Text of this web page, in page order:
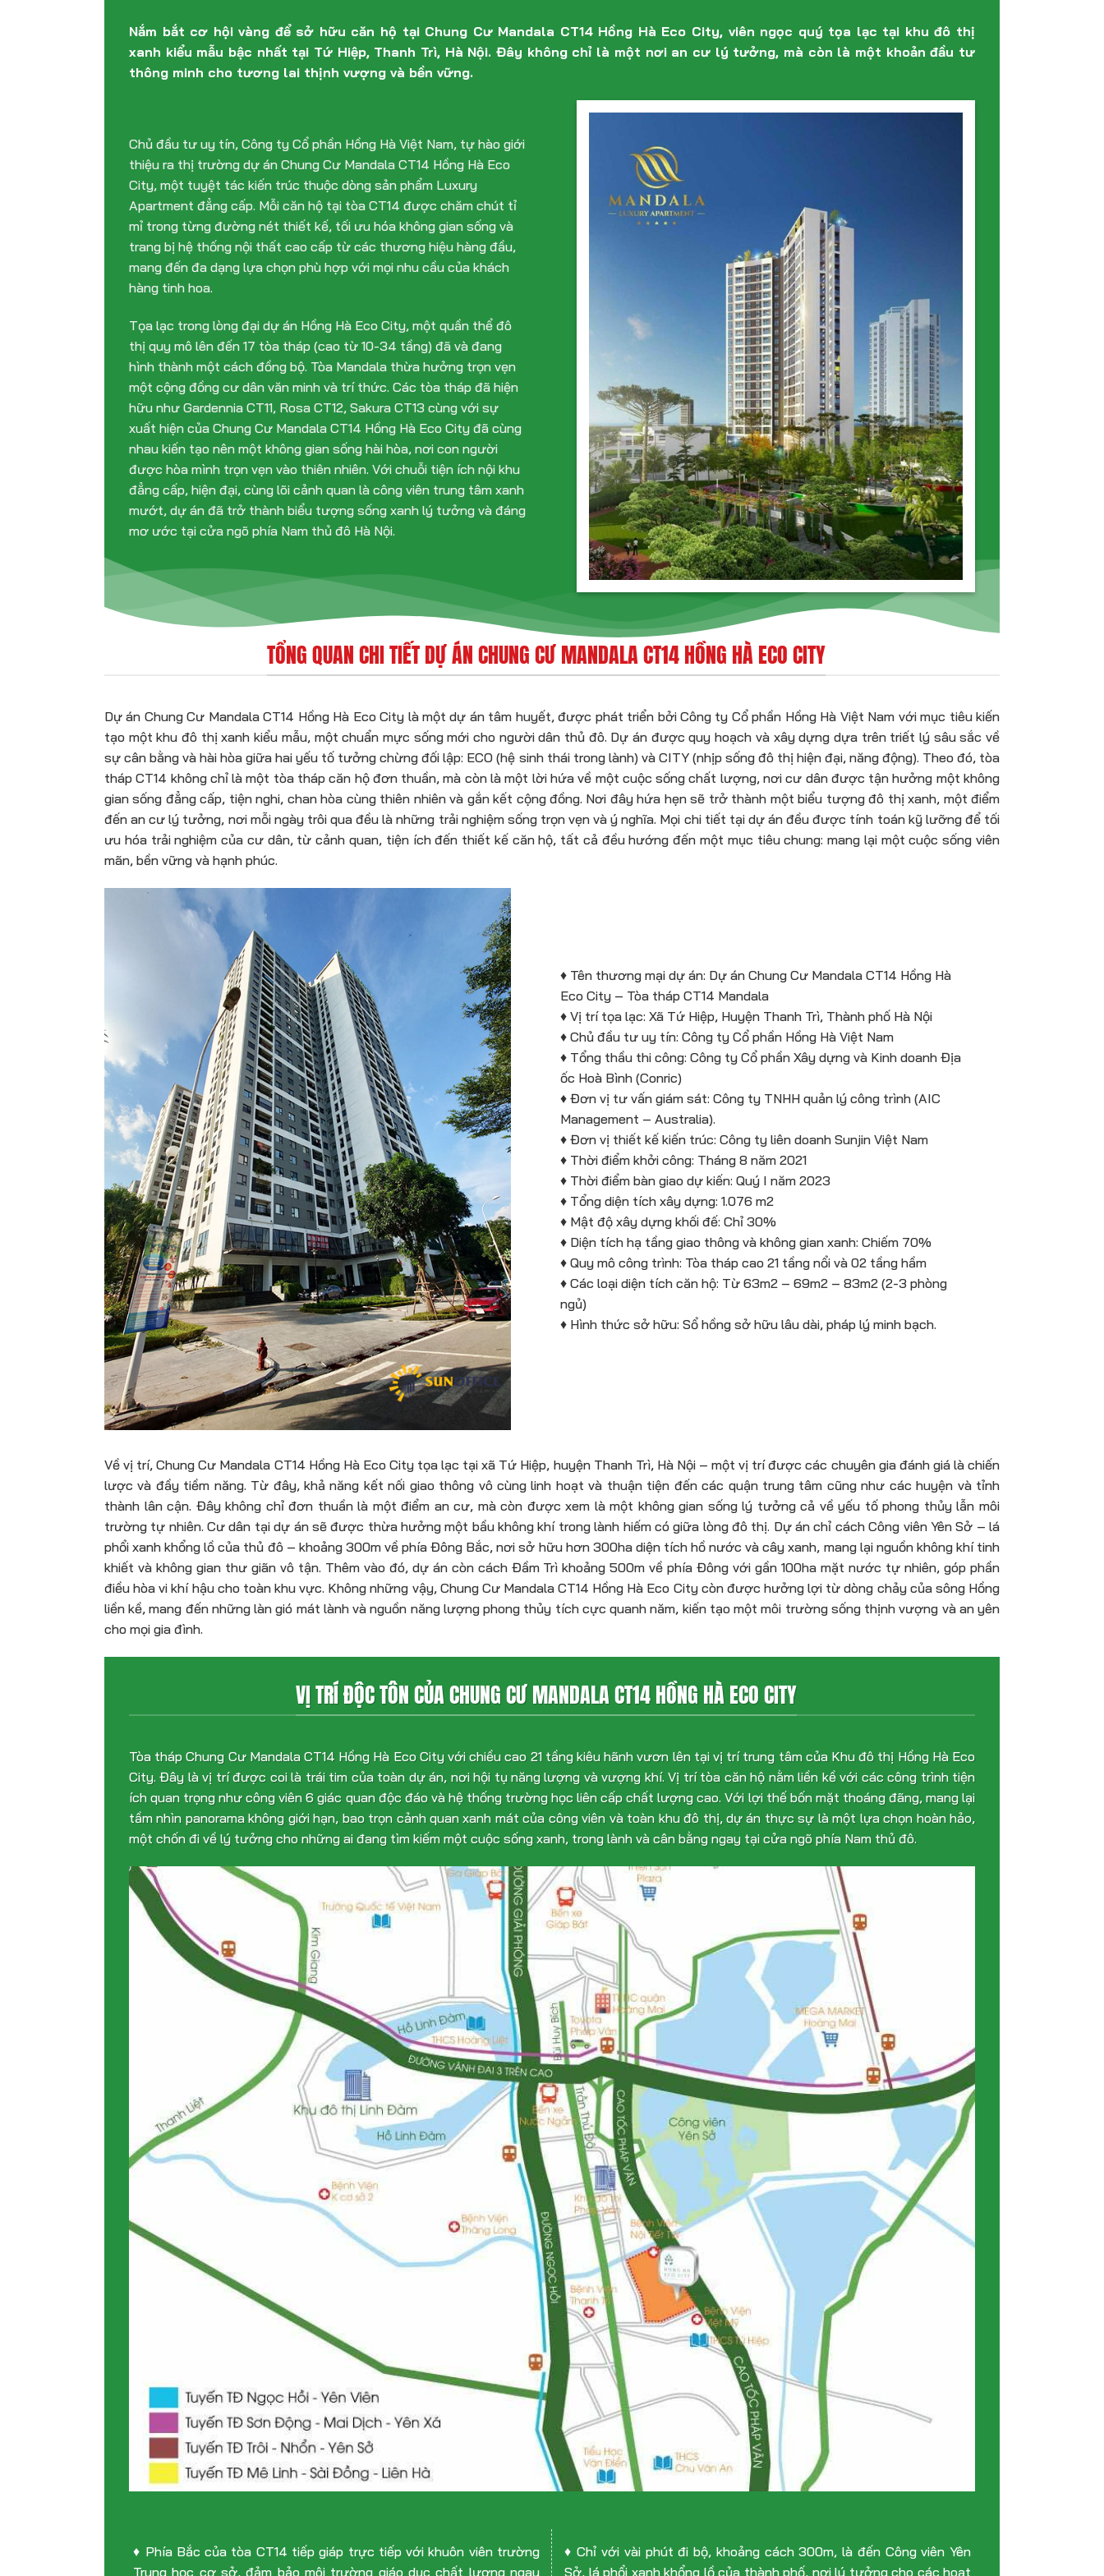
Nắm bắt cơ hội vàng để sở hữu căn hộ tại Chung Cư Mandala CT14 Hồng Hà Eco City, viên ngọc quý tọa lạc tại khu đô thị
xanh kiểu mẫu bậc nhất tại Tứ Hiệp, Thanh Trì, Hà Nội. Đây không chỉ là một nơi an cư lý tưởng, mà còn là một khoản đầu tư
thông minh cho tương lai thịnh vượng và bền vững.
Chủ đầu tư uy tín, Công ty Cổ phần Hồng Hà Việt Nam, tự hào giới
thiệu ra thị trường dự án Chung Cư Mandala CT14 Hồng Hà Eco
City, một tuyệt tác kiến trúc thuộc dòng sản phẩm Luxury
Apartment đẳng cấp. Mỗi căn hộ tại tòa CT14 được chăm chút tỉ
mỉ trong từng đường nét thiết kế, tối ưu hóa không gian sống và
trang bị hệ thống nội thất cao cấp từ các thương hiệu hàng đầu,
mang đến đa dạng lựa chọn phù hợp với mọi nhu cầu của khách
hàng tinh hoa.
Tọa lạc trong lòng đại dự án Hồng Hà Eco City, một quần thể đô
thị quy mô lên đến 17 tòa tháp (cao từ 10-34 tầng) đã và đang
hình thành một cách đồng bộ. Tòa Mandala thừa hưởng trọn vẹn
một cộng đồng cư dân văn minh và trí thức. Các tòa tháp đã hiện
hữu như Gardennia CT11, Rosa CT12, Sakura CT13 cùng với sự
xuất hiện của Chung Cư Mandala CT14 Hồng Hà Eco City đã cùng
nhau kiến tạo nên một không gian sống hài hòa, nơi con người
được hòa mình trọn vẹn vào thiên nhiên. Với chuỗi tiện ích nội khu
đẳng cấp, hiện đại, cùng lõi cảnh quan là công viên trung tâm xanh
mướt, dự án đã trở thành biểu tượng sống xanh lý tưởng và đáng
mơ ước tại cửa ngõ phía Nam thủ đô Hà Nội.
TỔNG QUAN CHI TIẾT DỰ ÁN CHUNG CƯ MANDALA CT14 HỒNG HÀ ECO CITY
Dự án Chung Cư Mandala CT14 Hồng Hà Eco City là một dự án tâm huyết, được phát triển bởi Công ty Cổ phần Hồng Hà Việt Nam với mục tiêu kiến
tạo một khu đô thị xanh kiểu mẫu, một chuẩn mực sống mới cho người dân thủ đô. Dự án được quy hoạch và xây dựng dựa trên triết lý sâu sắc về
sự cân bằng và hài hòa giữa hai yếu tố tưởng chừng đối lập: ECO (hệ sinh thái trong lành) và CITY (nhịp sống đô thị hiện đại, năng động). Theo đó, tòa
tháp CT14 không chỉ là một tòa tháp căn hộ đơn thuần, mà còn là một lời hứa về một cuộc sống chất lượng, nơi cư dân được tận hưởng một không
gian sống đẳng cấp, tiện nghi, chan hòa cùng thiên nhiên và gắn kết cộng đồng. Nơi đây hứa hẹn sẽ trở thành một biểu tượng đô thị xanh, một điểm
đến an cư lý tưởng, nơi mỗi ngày trôi qua đều là những trải nghiệm sống trọn vẹn và ý nghĩa. Mọi chi tiết tại dự án đều được tính toán kỹ lưỡng để tối
ưu hóa trải nghiệm của cư dân, từ cảnh quan, tiện ích đến thiết kế căn hộ, tất cả đều hướng đến một mục tiêu chung: mang lại một cuộc sống viên
mãn, bền vững và hạnh phúc.
♦ Tên thương mại dự án: Dự án Chung Cư Mandala CT14 Hồng Hà
Eco City – Tòa tháp CT14 Mandala
♦ Vị trí tọa lạc: Xã Tứ Hiệp, Huyện Thanh Trì, Thành phố Hà Nội
♦ Chủ đầu tư uy tín: Công ty Cổ phần Hồng Hà Việt Nam
♦ Tổng thầu thi công: Công ty Cổ phần Xây dựng và Kinh doanh Địa
ốc Hoà Bình (Conric)
♦ Đơn vị tư vấn giám sát: Công ty TNHH quản lý công trình (AIC
Management – Australia).
♦ Đơn vị thiết kế kiến trúc: Công ty liên doanh Sunjin Việt Nam
♦ Thời điểm khởi công: Tháng 8 năm 2021
♦ Thời điểm bàn giao dự kiến: Quý I năm 2023
♦ Tổng diện tích xây dựng: 1.076 m2
♦ Mật độ xây dựng khối đế: Chỉ 30%
♦ Diện tích hạ tầng giao thông và không gian xanh: Chiếm 70%
♦ Quy mô công trình: Tòa tháp cao 21 tầng nổi và 02 tầng hầm
♦ Các loại diện tích căn hộ: Từ 63m2 – 69m2 – 83m2 (2-3 phòng
ngủ)
♦ Hình thức sở hữu: Sổ hồng sở hữu lâu dài, pháp lý minh bạch.
Về vị trí, Chung Cư Mandala CT14 Hồng Hà Eco City tọa lạc tại xã Tứ Hiệp, huyện Thanh Trì, Hà Nội – một vị trí được các chuyên gia đánh giá là chiến
lược và đầy tiềm năng. Từ đây, khả năng kết nối giao thông vô cùng linh hoạt và thuận tiện đến các quận trung tâm cũng như các huyện và tỉnh
thành lân cận. Đây không chỉ đơn thuần là một điểm an cư, mà còn được xem là một không gian sống lý tưởng cả về yếu tố phong thủy lẫn môi
trường tự nhiên. Cư dân tại dự án sẽ được thừa hưởng một bầu không khí trong lành hiếm có giữa lòng đô thị. Dự án chỉ cách Công viên Yên Sở – lá
phổi xanh khổng lồ của thủ đô – khoảng 300m về phía Đông Bắc, nơi sở hữu hơn 300ha diện tích hồ nước và cây xanh, mang lại nguồn không khí tinh
khiết và không gian thư giãn vô tận. Thêm vào đó, dự án còn cách Đầm Trì khoảng 500m về phía Đông với gần 100ha mặt nước tự nhiên, góp phần
điều hòa vi khí hậu cho toàn khu vực. Không những vậy, Chung Cư Mandala CT14 Hồng Hà Eco City còn được hưởng lợi từ dòng chảy của sông Hồng
liền kề, mang đến những làn gió mát lành và nguồn năng lượng phong thủy tích cực quanh năm, kiến tạo một môi trường sống thịnh vượng và an yên
cho mọi gia đình.
VỊ TRÍ ĐỘC TÔN CỦA CHUNG CƯ MANDALA CT14 HỒNG HÀ ECO CITY
Tòa tháp Chung Cư Mandala CT14 Hồng Hà Eco City với chiều cao 21 tầng kiêu hãnh vươn lên tại vị trí trung tâm của Khu đô thị Hồng Hà Eco
City. Đây là vị trí được coi là trái tim của toàn dự án, nơi hội tụ năng lượng và vượng khí. Vị trí tòa căn hộ nằm liền kề với các công trình tiện
ích quan trọng như công viên 6 giác quan độc đáo và hệ thống trường học liên cấp chất lượng cao. Với lợi thế bốn mặt thoáng đãng, mang lại
tầm nhìn panorama không giới hạn, bao trọn cảnh quan xanh mát của công viên và toàn khu đô thị, dự án thực sự là một lựa chọn hoàn hảo,
một chốn đi về lý tưởng cho những ai đang tìm kiếm một cuộc sống xanh, trong lành và cân bằng ngay tại cửa ngõ phía Nam thủ đô.
♦ Phía Bắc của tòa CT14 tiếp giáp trực tiếp với khuôn viên trường
Trung học cơ sở, đảm bảo môi trường giáo dục chất lượng ngay
♦ Chỉ với vài phút đi bộ, khoảng cách 300m, là đến Công viên Yên
Sở, lá phổi xanh khổng lồ của thành phố, nơi lý tưởng cho các hoạt